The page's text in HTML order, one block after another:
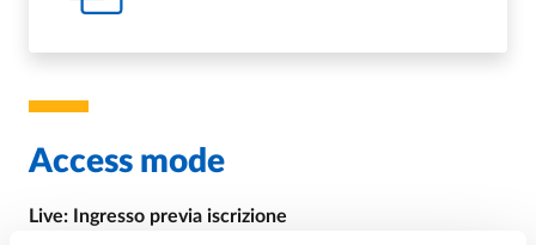
Access mode
Live: Ingresso previa iscrizione